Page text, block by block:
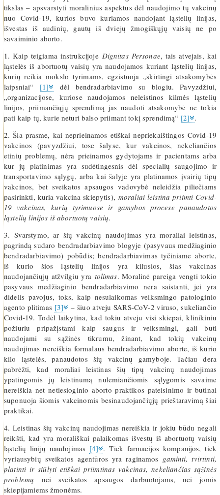
tikslas – apsvarstyti moralinius aspektus dėl naudojimo tų vakcinų
nuo Covid-19, kurios buvo kuriamos naudojant ląstelių linijas,
išvestas iš audinių, gautų iš dviejų žmogiškųjų vaisių ne po
savaiminio aborto.
1. Kaip teigiama instrukcijoje Dignitas Personae, tais atvejais, kai
ląstelės iš abortuotų vaisių yra naudojamos kuriant ląstelių linijas,
kurių reikia mokslo tyrimams, egzistuoja „skirtingi atsakomybės
laipsniai“ [1]
dėl bendradarbiavimo su blogiu. Pavyzdžiui,
„organizacijose, kuriose naudojamos neleistinos kilmės ląstelių
linijos, priimančiųjų sprendimą jas naudoti atsakomybė ne tokia
pati kaip tų, kurie neturi balso priimant tokį sprendimą“ [2] .
2. Šia prasme, kai neprieinamos etiškai nepriekaištingos Covid-19
vakcinos (pavyzdžiui, tose šalyse, kur vakcinos, nekeliančios
etinių problemų, nėra prieinamos gydytojams ir pacientams arba
kur jų platinimas yra sudėtingesnis dėl specialių saugojimo ir
transportavimo sąlygų, arba kai šalyje yra platinamos įvairių tipų
vakcinos, bet sveikatos apsaugos vadovybė neleidžia piliečiams
pasirinkti, kuria vakcina skiepytis), moraliai leistina priimti Covid-
19 vakcinas, kurių tyrimuose ir gamybos procese panaudotos
ląstelių linijos iš abortuotų vaisių.
3. Svarstymo, ar šių vakcinų naudojimas yra moraliai leistinas,
pagrindą sudaro bendradarbiavimo blogyje (pasyvaus medžiaginio
bendradarbiavimo) pobūdis; bendradarbiavimas tyčiniame aborte,
iš kurio šios ląstelių linijos yra kilusios, šias vakcinas
naudojančiųjų atžvilgiu yra tolimas. Moralinė pareiga vengti tokio
pasyvaus medžiaginio bendradarbiavimo nėra saistanti, jei yra
didelis pavojus, toks, kaip nesulaikomas veiksmingo patologinio
agento plitimas [3]
– šiuo atveju SARS-CoV-2 viruso, sukeliančio
Covid-19. Todėl laikytina, kad tokiu atveju visi skiepai, klinikiniu
požiūriu pripažįstami kaip saugūs ir veiksmingi, gali būti
naudojami su sąžinės tikrumu, žinant, kad tokių vakcinų
naudojimas nereiškia formalaus bendradarbiavimo aborte, iš kurio
kilo ląstelės, panaudotos šių vakcinų gamyboje. Tačiau dera
pabrėžti, kad moraliai leistinas šių tipų vakcinų naudojimas
ypatingomis jų leistinumą nulemiančiomis sąlygomis savaime
nereiškia net netiesioginio aborto praktikos pateisinimo ir būtinai
suponuoja šiomis vakcinomis besinaudojančiųjų prieštaravimą šiai
praktikai.
4. Leistinas šių vakcinų naudojimas nereiškia ir jokiu būdu negali
reikšti, kad yra morališkai palaikomas išvestų iš abortuotų vaisių
ląstelių linijų naudojimas [4] . Tiek farmacijos kompanijos, tiek
vyriausybių sveikatos agentūros yra raginamos gaminti, tvirtinti,
platinti ir siūlyti etiškai priimtinas vakcinas, nekeliančias sąžinės
problemų nei sveikatos apsaugos darbuotojams, nei jomis
skiepijamiems žmonėms.